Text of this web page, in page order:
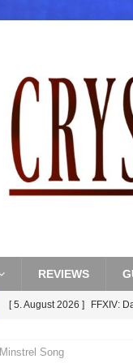
REVIEWS
[ 5. August 2026 ] FFXIV:
[ 5. August 2026 ]
Minstrel Song